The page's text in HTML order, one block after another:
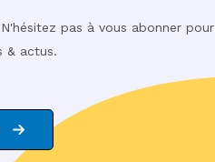
pas à vous abonner pour
& actus.